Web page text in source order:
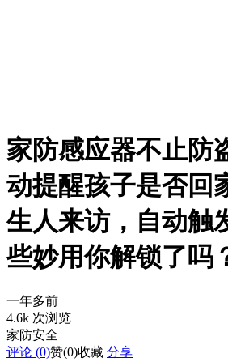
家防感应器不止防
动提醒孩子是否回
生人来访，自动
些妙用你解锁了吗
一年多前
4.6k 次浏览
家防安全
评论 (0)赞(0)收藏 分享